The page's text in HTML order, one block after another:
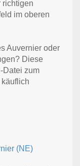
richtigen
im oberen
Auvernier oder
Diese
Datei zum
käuflich
(NE)